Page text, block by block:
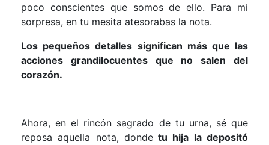
poco conscientes que somos de ello. Para mi
sorpresa, en tu mesita atesorabas la nota.
Los pequeños detalles significan más que las
acciones grandilocuentes que no salen del
corazón.
Ahora, en el rincón sagrado de tu urna, sé que
reposa aquella nota, dondetu hija la depositó